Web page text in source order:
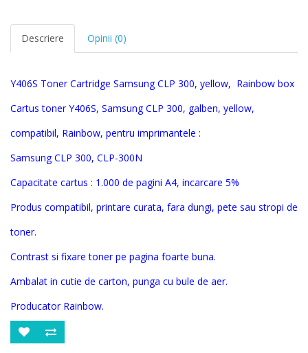
Descriere Opinii (0)
Y406S Toner Cartridge Samsung CLP 300, yellow, Rainbow box
Cartus toner Y406S, Samsung CLP 300, galben, yellow,
compatibil, Rainbow, pentru imprimantele :
Samsung CLP 300, CLP-300N
Capacitate cartus : 1.000 de pagini A4, incarcare 5%
Produs compatibil, printare curata, fara dungi, pete sau stropi de
toner.
Contrast si fixare toner pe pagina foarte buna.
Ambalat in cutie de carton, punga cu bule de aer.
Producator Rainbow.